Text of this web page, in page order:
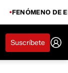
FENÓMENO DE
Suscríbete